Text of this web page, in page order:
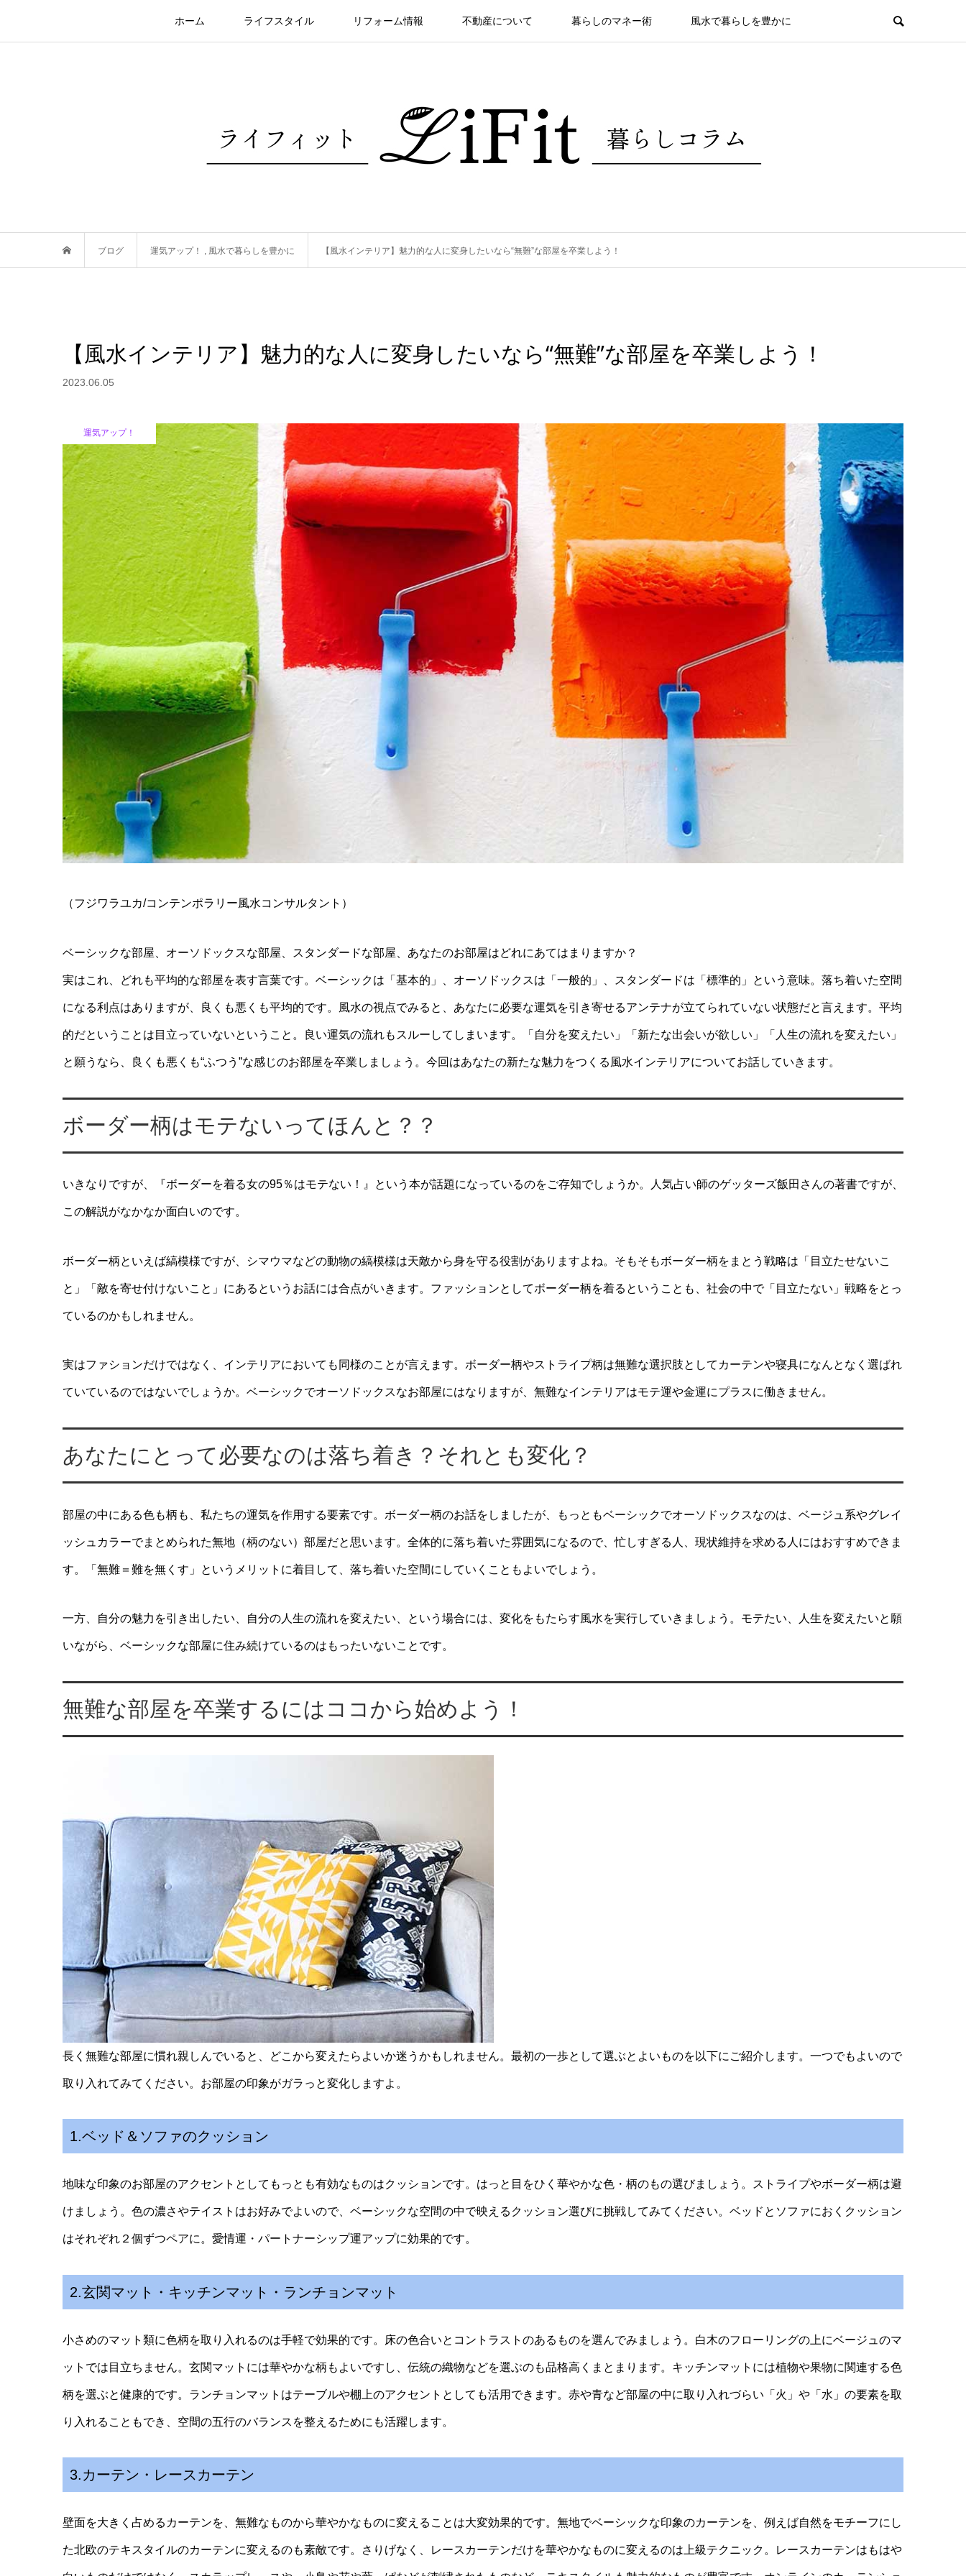
ホーム ライフスタイル リフォーム情報 不動産について 暮らしのマネー術 風水で暮らしを豊かに
ブログ 運気アップ！ , 風水で暮らしを豊かに 【風水インテリア】魅力的な人に変身したいなら“無難”な部屋を卒業しよう！
【風水インテリア】魅力的な人に変身したいなら“無難”な部屋を卒業しよう！
2023.06.05
運気アップ！
（フジワラユカ/コンテンポラリー風水コンサルタント）
ベーシックな部屋、オーソドックスな部屋、スタンダードな部屋、あなたのお部屋はどれにあてはまりますか？
実はこれ、どれも平均的な部屋を表す言葉です。ベーシックは「基本的」、オーソドックスは「一般的」、スタンダードは「標準的」という意味。落ち着いた空間
になる利点はありますが、良くも悪くも平均的です。風水の視点でみると、あなたに必要な運気を引き寄せるアンテナが立てられていない状態だと言えます。平均
的だということは目立っていないということ。良い運気の流れもスルーしてしまいます。「自分を変えたい」「新たな出会いが欲しい」「人生の流れを変えたい」
と願うなら、良くも悪くも“ふつう”な感じのお部屋を卒業しましょう。今回はあなたの新たな魅力をつくる風水インテリアについてお話していきます。
ボーダー柄はモテないってほんと？？
いきなりですが、『ボーダーを着る女の95％はモテない！』という本が話題になっているのをご存知でしょうか。人気占い師のゲッターズ飯田さんの著書ですが、
この解説がなかなか面白いのです。
ボーダー柄といえば縞模様ですが、シマウマなどの動物の縞模様は天敵から身を守る役割がありますよね。そもそもボーダー柄をまとう戦略は「目立たせないこ
と」「敵を寄せ付けないこと」にあるというお話には合点がいきます。ファッションとしてボーダー柄を着るということも、社会の中で「目立たない」戦略をとっ
ているのかもしれません。
実はファションだけではなく、インテリアにおいても同様のことが言えます。ボーダー柄やストライプ柄は無難な選択肢としてカーテンや寝具になんとなく選ばれ
ていているのではないでしょうか。ベーシックでオーソドックスなお部屋にはなりますが、無難なインテリアはモテ運や金運にプラスに働きません。
あなたにとって必要なのは落ち着き？それとも変化？
部屋の中にある色も柄も、私たちの運気を作用する要素です。ボーダー柄のお話をしましたが、もっともベーシックでオーソドックスなのは、ベージュ系やグレイ
ッシュカラーでまとめられた無地（柄のない）部屋だと思います。全体的に落ち着いた雰囲気になるので、忙しすぎる人、現状維持を求める人にはおすすめできま
す。「無難＝難を無くす」というメリットに着目して、落ち着いた空間にしていくこともよいでしょう。
一方、自分の魅力を引き出したい、自分の人生の流れを変えたい、という場合には、変化をもたらす風水を実行していきましょう。モテたい、人生を変えたいと願
いながら、ベーシックな部屋に住み続けているのはもったいないことです。
無難な部屋を卒業するにはココから始めよう！
長く無難な部屋に慣れ親しんでいると、どこから変えたらよいか迷うかもしれません。最初の一歩として選ぶとよいものを以下にご紹介します。一つでもよいので
取り入れてみてください。お部屋の印象がガラっと変化しますよ。
1.ベッド＆ソファのクッション
地味な印象のお部屋のアクセントとしてもっとも有効なものはクッションです。はっと目をひく華やかな色・柄のもの選びましょう。ストライプやボーダー柄は避
けましょう。色の濃さやテイストはお好みでよいので、ベーシックな空間の中で映えるクッション選びに挑戦してみてください。ベッドとソファにおくクッション
はそれぞれ２個ずつペアに。愛情運・パートナーシップ運アップに効果的です。
2.玄関マット・キッチンマット・ランチョンマット
小さめのマット類に色柄を取り入れるのは手軽で効果的です。床の色合いとコントラストのあるものを選んでみましょう。白木のフローリングの上にベージュのマ
ットでは目立ちません。玄関マットには華やかな柄もよいですし、伝統の織物などを選ぶのも品格高くまとまります。キッチンマットには植物や果物に関連する色
柄を選ぶと健康的です。ランチョンマットはテーブルや棚上のアクセントとしても活用できます。赤や青など部屋の中に取り入れづらい「火」や「水」の要素を取
り入れることもでき、空間の五行のバランスを整えるためにも活躍します。
3.カーテン・レースカーテン
壁面を大きく占めるカーテンを、無難なものから華やかなものに変えることは大変効果的です。無地でベーシックな印象のカーテンを、例えば自然をモチーフにし
た北欧のテキスタイルのカーテンに変えるのも素敵です。さりげなく、レースカーテンだけを華やかなものに変えるのは上級テクニック。レースカーテンはもはや